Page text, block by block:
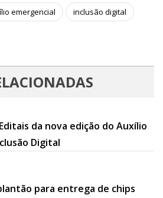
emergencial inclusão digital
da nova edição do Auxílio
Digital
para entrega de chips